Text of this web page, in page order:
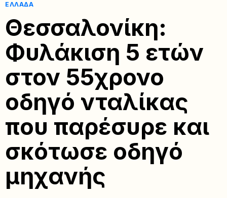
ΕΛΛΆΔΑ
Θεσσαλονίκη:
Φυλάκιση 5 ετών
στον 55χρονο
οδηγό νταλίκας
που παρέσυρε και
σκότωσε οδηγό
μηχανής